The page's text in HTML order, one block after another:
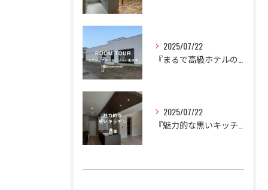
2025/07/22
2025/07/22